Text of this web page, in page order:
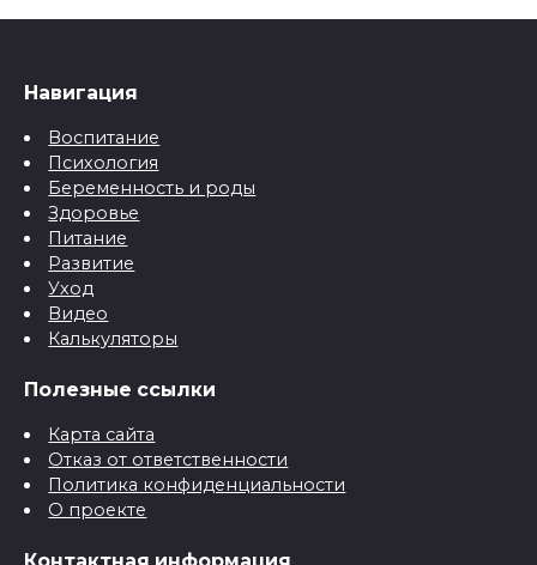
Навигация
Воспитание
Психология
Беременность и роды
Здоровье
Питание
Развитие
Уход
Видео
Калькуляторы
Полезные ссылки
Карта сайта
Отказ от ответственности
Политика конфиденциальности
О проекте
Контактная информация